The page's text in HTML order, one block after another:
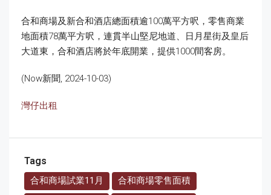
合和商場及新合和酒店總面積逾100萬平方呎，零售商業
地面積78萬平方呎，連貫半山堅尼地道、日月星街及皇后
大道東，合和酒店將於年底開業，提供1000間客房。
(Now新聞, 2024-10-03)
灣仔出租
Tags
合和商場試業11月
合和商場零售面積